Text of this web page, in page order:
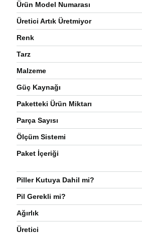
Ürün Model Numarası
Üretici Artık Üretmiyor
Renk
Tarz
Malzeme
Güç Kaynağı
Paketteki Ürün Miktarı
Parça Sayısı
Ölçüm Sistemi
Paket İçeriği
Piller Kutuya Dahil mi?
Pil Gerekli mi?
Ağırlık
Üretici